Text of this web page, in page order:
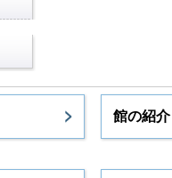
館の紹介